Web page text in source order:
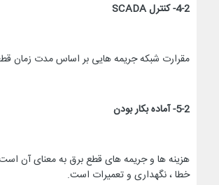
4-2- کنترل SCADA
مقرارت شبکه جریمه هایی بر اساس مدت زمان قطعی
5-2- آماده بکار بودن
هزینه ها و جریمه های قطع برق به معنای آن
خطا ، نگهداری و تعمیرات است.